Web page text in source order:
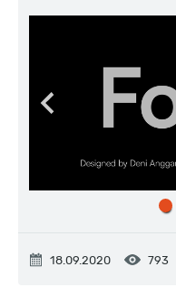
18.09.2020 793